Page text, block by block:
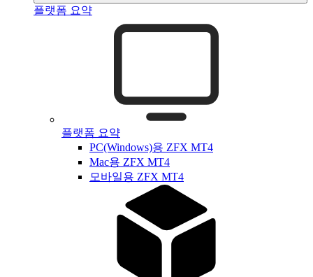
플랫폼 요약
플랫폼 요약
PC(Windows)용 ZFX MT4
Mac용 ZFX MT4
모바일용 ZFX MT4